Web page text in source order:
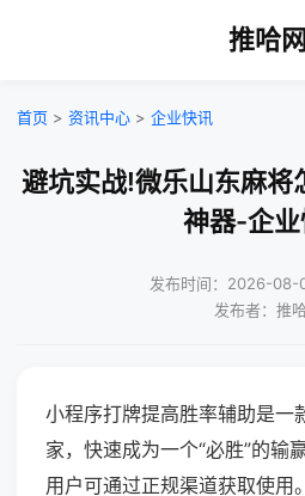
推哈网
首页 > 资讯中心 > 企业快讯
避坑实战!微乐山东麻将
神器-企
发布时间：2026-08-
发布者：推
小程序打牌提高胜率辅助是一
家，快速成为一个“必胜”的输
用户可通过正规渠道获取使用。